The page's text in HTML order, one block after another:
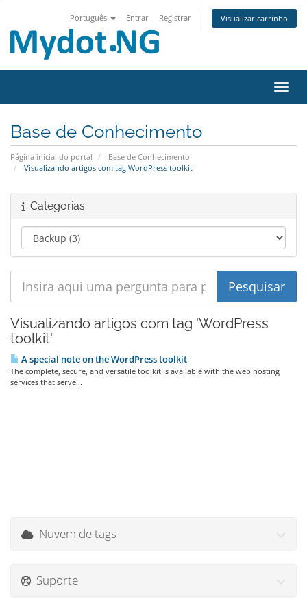
Português Entrar Registrar Visualizar carrinho
Base de Conhecimento
Página inicial do portal
Base de Conhecimento
Visualizando artigos com tag WordPress toolkit
Categorias
Visualizando artigos com tag 'WordPress
toolkit'
A special note on the WordPress toolkit
The complete, secure, and versatile toolkit is available with the web hosting
services that serve...
Nuvem de tags
Suporte